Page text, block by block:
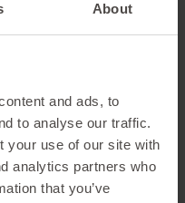
About
and ads, to
to analyse our traffic.
your use of our site with
analytics partners who
that you’ve
werden. Es dient der
elektrifizierbar